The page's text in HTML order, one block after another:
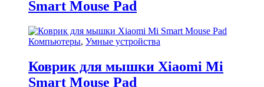
Smart Mouse Pad
Компьютеры, Умные устройства
Коврик для мышки Xiaomi Mi
Smart Mouse Pad